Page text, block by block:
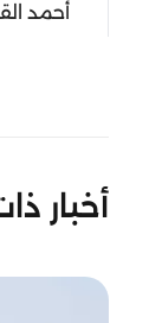
أحمد
أخبار